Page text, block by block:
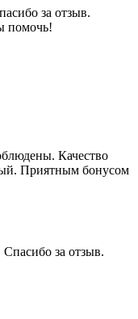
за отзыв.
помочь!
Качество
Приятным бонусом
Спасибо за отзыв.